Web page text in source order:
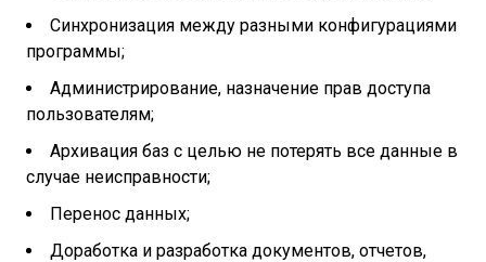
Синхронизация между разными конфигурациями
программы;
Администрирование, назначение прав доступа
пользователям;
Архивация баз с целью не потерять все данные в
случае неисправности;
Перенос данных;
Доработка и разработка документов, отчетов,